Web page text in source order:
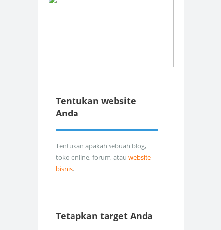
Tentukan website
Anda
Tentukan apakah sebuah blog,
toko online, forum, atau website
bisnis.
Tetapkan target Anda